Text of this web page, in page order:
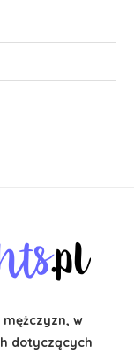
w
dotyczących